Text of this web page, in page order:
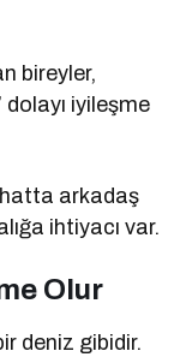
bireyler,
dolayı iyileşme
arkadaş
ihtiyacı var.
Olur
deniz gibidir.